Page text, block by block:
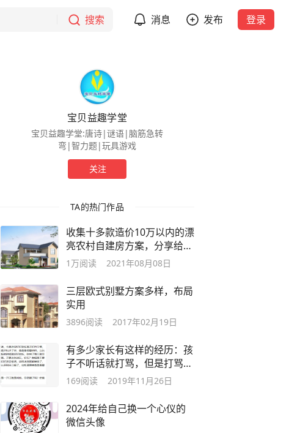
搜索 消息 发布 登录
宝贝益趣学堂
宝贝益趣学堂:唐诗|谜语|脑筋急转
弯|智力题|玩具游戏
关注
TA的热门作品
收集十多款造价10万以内的漂
亮农村自建房方案，分享给大
家
1万阅读 2021年08月08日
三层欧式别墅方案多样，布局
实用
3896阅读 2017年02月19日
有多少家长有这样的经历：孩
子不听话就打骂，但是打骂又
很后悔？
169阅读 2019年11月26日
2024年给自己换一个心仪的
微信头像